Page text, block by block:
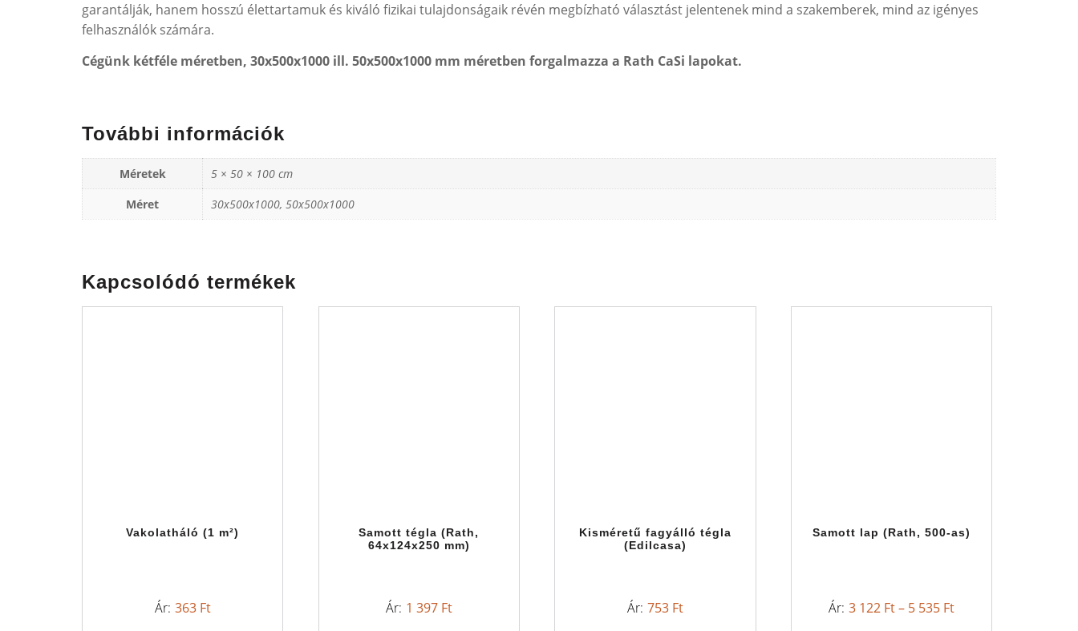
garantálják, hanem hosszú élettartamuk és kiváló fizikai tulajdonságaik révén megbízható választást jelentenek mind a szakemberek, mind az igényes
felhasználók számára.
Cégünk kétféle méretben, 30x500x1000 ill. 50x500x1000 mm méretben forgalmazza a Rath CaSi lapokat.
További információk
Méretek
5 × 50 × 100 cm
Méret
30x500x1000, 50x500x1000
Kapcsolódó termékek
Vakolatháló (1 m²)
363 Ft
Samott tégla (Rath,
64x124x250 mm)
1 397 Ft
Kisméretű fagyálló tégla
(Edilcasa)
753 Ft
Samott lap (Rath, 500-as)
3 122 Ft– 5 535 Ft